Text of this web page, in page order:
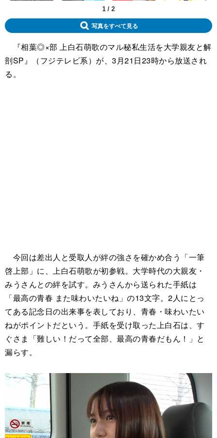
1 / 2
写真をすべて見る
『相葉◎×部 上白石萌歌のマル秘私生活を大学親友と解
剖SP』（フジテレビ系）が、3月21日23時から放送され
る。
今回は差出人と受取人が絆の強さを確かめ合う「一筆
啓上部」に、上白石萌歌が初参戦。大学時代の大親友・
みうさんとの絆を試す。みうさんから送られた手紙は
「最高の青春 また味わいたいね」の13文字。2人にとっ
てある記念日の出来事を表しており、青春・味わいたい
ねがポイントだという。手紙を受け取った上白石は、す
ぐさま「難しい！だって全部、最高の青春だもん！」と
漏らす。